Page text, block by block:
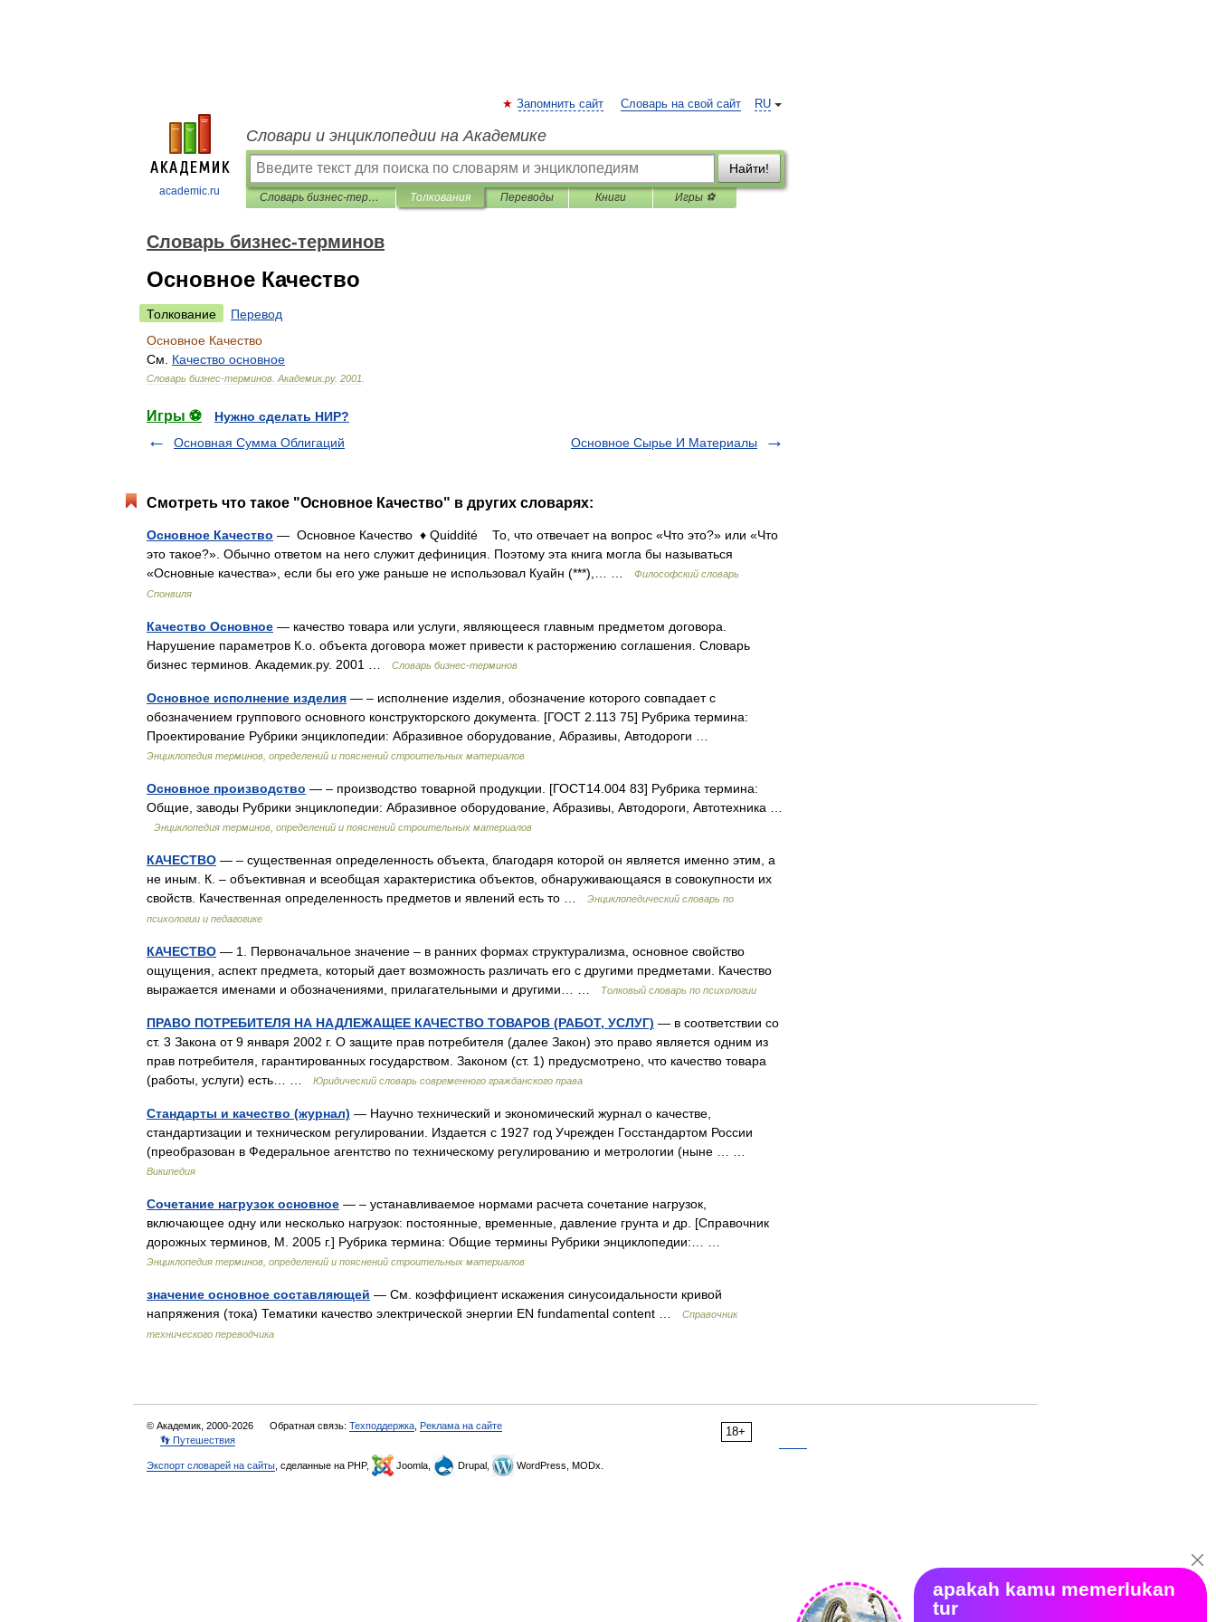
academic.ru
RU
Запомнить сайт Словарь на свой сайт
Словари и энциклопедии на Академике
Найти!
Словарь бизнес-терминов Толкования Переводы Книги Игры ⚽
Словарь бизнес-терминов
Основное Качество
Толкование
Перевод
Основное Качество
См
Качество основное
Словарь бизнес-терминов Академик.ру. 2001
Игры ⚽
Нужно сделать НИР?
Основная Сумма Облигаций
Основное Сырье И Материалы
Смотреть что такое "Основное Качество" в других словарях:
Основное Качество — Основное Качество ♦ Quiddité То, что отвечает на вопрос «Что это?» или «Что
это такое?». Обычно ответом на него служит дефиниция. Поэтому эта книга могла бы называться
«Основные качества», если бы его уже раньше не использовал Куайн (***),… …
Философский словарь
Спонвиля
Качество Основное — качество товара или услуги, являющееся главным предметом договора.
Нарушение параметров К.о. объекта договора может привести к расторжению соглашения. Словарь
бизнес терминов. Академик.ру. 2001 …
Словарь бизнес-терминов
Основное исполнение изделия — – исполнение изделия, обозначение которого совпадает с
обозначением группового основного конструкторского документа. [ГОСТ 2.113 75] Рубрика термина:
Проектирование Рубрики энциклопедии: Абразивное оборудование, Абразивы, Автодороги …
Энциклопедия терминов, определений и пояснений строительных материалов
Основное производство — – производство товарной продукции. [ГОСТ14.004 83] Рубрика термина:
Общие, заводы Рубрики энциклопедии: Абразивное оборудование, Абразивы, Автодороги, Автотехника …
Энциклопедия терминов, определений и пояснений строительных материалов
КАЧЕСТВО — – существенная определенность объекта, благодаря которой он является именно этим, а
не иным. К. – объективная и всеобщая характеристика объектов, обнаруживающаяся в совокупности их
свойств. Качественная определенность предметов и явлений есть то …
Энциклопедический словарь по
психологии и педагогике
КАЧЕСТВО — 1. Первоначальное значение – в ранних формах структурализма, основное свойство
ощущения, аспект предмета, который дает возможность различать его с другими предметами. Качество
выражается именами и обозначениями, прилагательными и другими… …
Толковый словарь по психологии
ПРАВО ПОТРЕБИТЕЛЯ НА НАДЛЕЖАЩЕЕ КАЧЕСТВО ТОВАРОВ (РАБОТ, УСЛУГ) — в соответствии со
ст. 3 Закона от 9 января 2002 г. О защите прав потребителя (далее Закон) это право является одним из
прав потребителя, гарантированных государством. Законом (ст. 1) предусмотрено, что качество товара
(работы, услуги) есть… …
Юридический словарь современного гражданского права
Стандарты и качество (журнал) — Научно технический и экономический журнал о качестве,
стандартизации и техническом регулировании. Издается с 1927 год Учрежден Госстандартом России
(преобразован в Федеральное агентство по техническому регулированию и метрологии (ныне … …
Википедия
Сочетание нагрузок основное — – устанавливаемое нормами расчета сочетание нагрузок,
включающее одну или несколько нагрузок: постоянные, временные, давление грунта и др. [Справочник
дорожных терминов, М. 2005 г.] Рубрика термина: Общие термины Рубрики энциклопедии:… …
Энциклопедия терминов, определений и пояснений строительных материалов
значение основное составляющей — См. коэффициент искажения синусоидальности кривой
напряжения (тока) Тематики качество электрической энергии EN fundamental content …
Справочник
технического переводчика
18+
© Академик, 2000-2026 Обратная связь: Техподдержка Реклама на сайте
👣 Путешествия
Экспорт словарей на сайты , сделанные на PHP, Joomla, Drupal, WordPress, MODx.